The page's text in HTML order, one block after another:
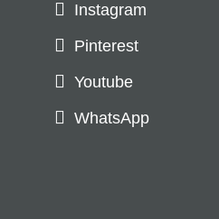
Instagram
Pinterest
Youtube
WhatsApp